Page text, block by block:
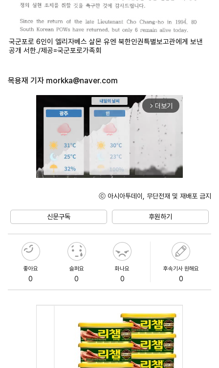
국군포로 6인이 엘리자베스 살몬 유엔 북한인권특별보고관에게 보낸
공개 서한./제공=국군포로가족회
목용재 기자 morkka@naver.com
arrow_forward_ios 더보기
ⓒ 아시아투데이, 무단전재 및 재배포 금지
신문구독 후원하기
좋아요
0
슬퍼요
0
화나요
0
후속기사 원해요
0